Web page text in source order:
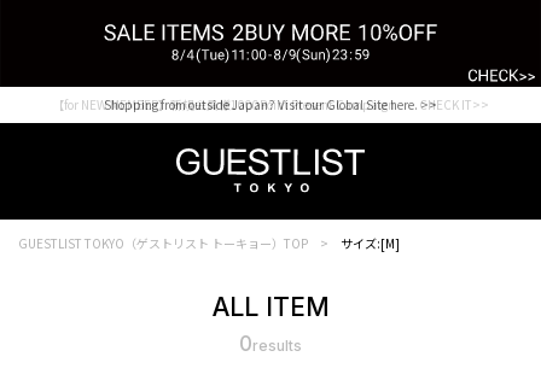
Shopping from outside Japan? Visit our Global Site here. >>
【for NEW MEMBER】新規会員様1000Point Present Campaign CHECK IT>>
GUESTLIST TOKYO（ゲストリスト トーキョー）TOP サイズ:[M]
ALL ITEM
0results